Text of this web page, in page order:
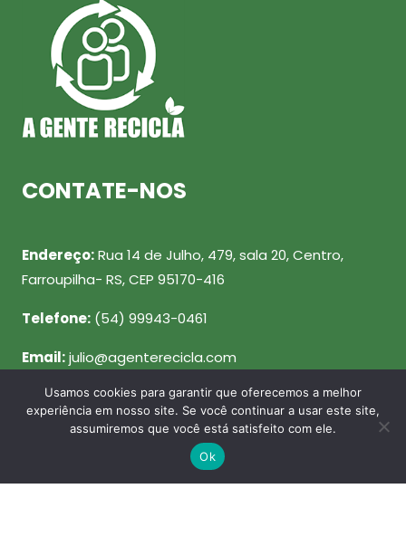
CONTATE-NOS
Endereço:Rua 14 de Julho, 479, sala 20, Centro,
Farroupilha- RS, CEP 95170-416
Telefone: (54) 99943-0461
Email:julio@agenterecicla.com
REDES SOCIAIS
Usamos cookies para garantir que oferecemos a melhor
experiência em nosso site. Se você continuar a usar este site,
assumiremos que você está satisfeito com ele.
Ok